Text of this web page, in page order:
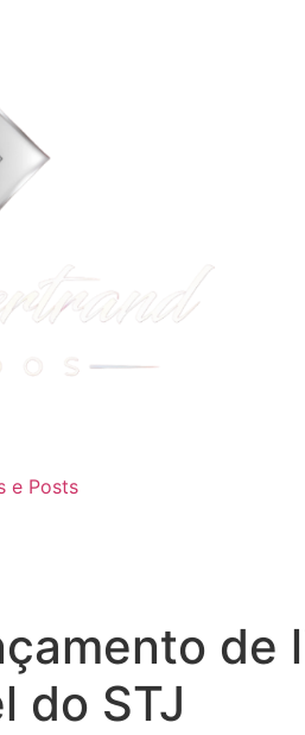
e Posts
de
do STJ